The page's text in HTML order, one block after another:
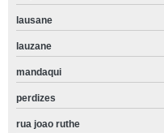
lausane
lauzane
mandaqui
perdizes
rua joao ruthe